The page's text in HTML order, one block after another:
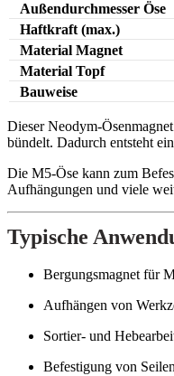
Außendurchmesser Öse
Haftkraft (max.)
Material Magnet
Material Topf
Bauweise
Dieser Neodym-
bündelt. Dadurch entsteht
Die M5-Öse kann zum
Aufhängungen und viele
Typische
Bergungsmagnet für
Aufhängen von
Sortier- und
Befestigung von